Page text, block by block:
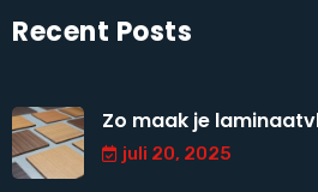
Recent Posts
Zo maak je
juli 20, 2025